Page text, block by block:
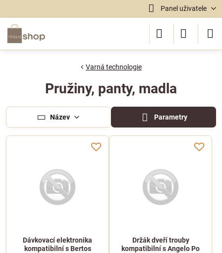
Panel uživatele
Varná technologie
Pružiny, panty, madla
Název Parametry
Dávkovací elektronika
kompatibilní s Bertos
Držák dveří trouby
kompatibilní s Angelo Po